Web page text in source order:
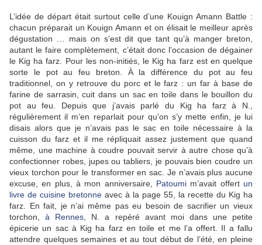
L’idée de départ était surtout celle d’une Kouign Amann Battle :
chacun préparait un Kouign Amann et on élisait le meilleur après
dégustation … mais on s’est dit que tant qu’à manger breton,
autant le faire complètement, c’était donc l’occasion de dégainer
le Kig ha farz. Pour les non-initiés, le Kig ha farz est en quelque
sorte le pot au feu breton. À la différence du pot au feu
traditionnel, on y retrouve du porc et le farz : un far à base de
farine de sarrasin, cuit dans un sac en toile dans le bouillon du
pot au feu. Depuis que j’avais parlé du Kig ha farz à N.,
régulièrement il m’en reparlait pour qu’on s’y mette enfin, je lui
disais alors que je n’avais pas le sac en toile nécessaire à la
cuisson du farz et il me répliquait assez justement que quand
même, une machine à coudre pouvait servir à autre chose qu’à
confectionner robes, jupes ou tabliers, je pouvais bien coudre un
vieux torchon pour le transformer en sac. Je n’avais plus aucune
excuse, en plus, à mon anniversaire, Patoumi m’avait offert un
livre de cuisine bretonne avec à la page 55, la recette du Kig ha
farz. En fait, je n’ai même pas eu besoin de sacrifier un vieux
torchon,à Rennes , N. a repéré avant moi dans une petite
épicerie un sac à Kig ha farz en toile et me l’a offert. Il a fallu
attendre quelques semaines et au tout début de l’été, en pleine